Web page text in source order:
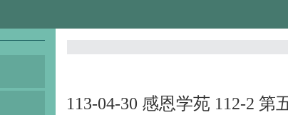
113-04-30 感恩学苑 112-2